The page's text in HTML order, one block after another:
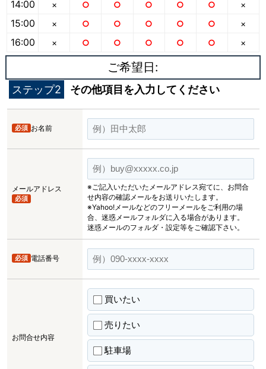
14:00
15:00
16:00
×
×
×
○
○
○
○
○
○
○
○
○
○
○
○
○
○
○
×
×
×
ご希望日:
ステップ2 その他項目を入力してください
お名前
必須
メールアドレス
必須
※ご記入いただいたメールアドレス宛てに、お問合
せ内容の確認メールをお送りいたします。
※Yahoo!メールなどのフリーメールをご利用の場
合、迷惑メールフォルダに入る場合があります。
迷惑メールのフォルダ・設定等をご確認下さい。
電話番号
必須
お問合せ内容
買いたい
売りたい
駐車場